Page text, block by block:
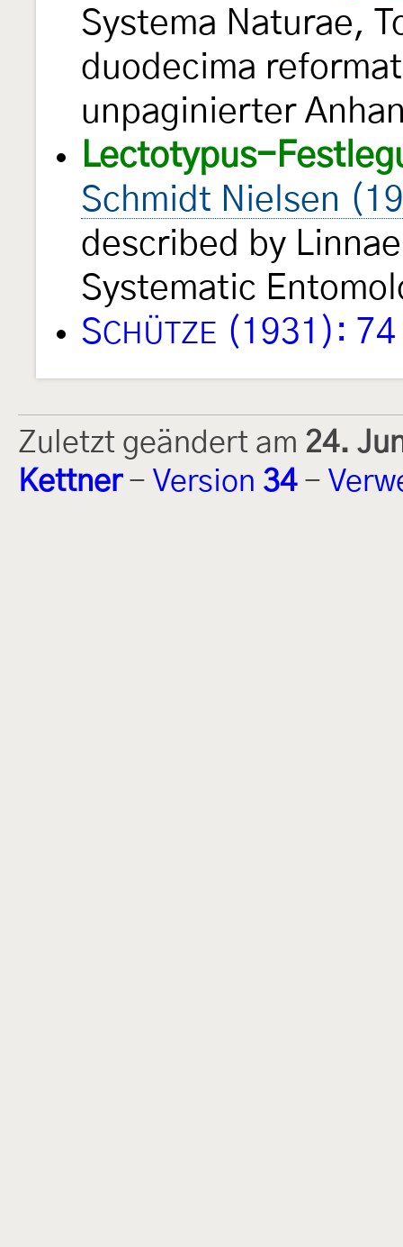
Systema Naturae,
duodecima
unpaginierter
Lectotypus-
Schmidt Nielsen
described by
Systematic
SCHÜTZE (1931): 74
Zuletzt geändert am 24.
Kettner- Version 34-